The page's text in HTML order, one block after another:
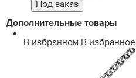
Дополнительные товары
В избранном В избранное